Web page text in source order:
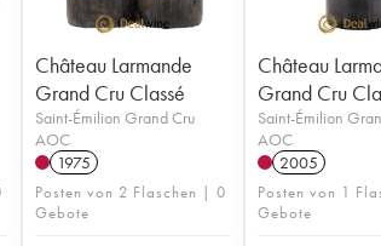
Château Larmande
Grand Cru Classé
Saint-Émilion Grand Cru
AOC
1975
Posten von 2 Flaschen | 0
Gebote
Château
Grand Cru
Saint-Émilion
AOC
2005
Posten von 1
Gebote